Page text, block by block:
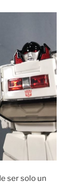
ser solo un